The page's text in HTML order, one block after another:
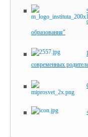
образования"
современных